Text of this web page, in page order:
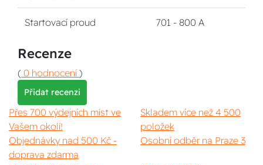
Startovací proud 701 - 800 A
Recenze
( 0 hodnocení )
Přidat recenzi
Přes 700 výdejních míst ve
Vašem okolí!
Skladem více než 4 500
položek
Objednávky nad 500 Kč -
doprava zdarma
Osobní odběr na Praze 3